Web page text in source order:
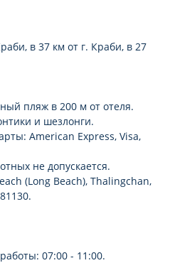
в 37 км от г. Краби, в 27
пляж в 200 м от отеля.
и шезлонги.
American Express, Visa,
не допускается.
(Long Beach), Thalingchan,
07:00 - 11:00.